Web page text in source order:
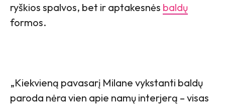
ryškios spalvos, bet ir aptakesnės baldų
formos.
„Kiekvieną pavasarį Milane vykstanti baldų
paroda nėra vien apie namų interjerą – visas